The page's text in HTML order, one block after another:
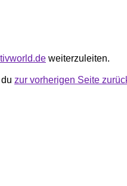
weiterzuleiten.
zur vorherigen Seite